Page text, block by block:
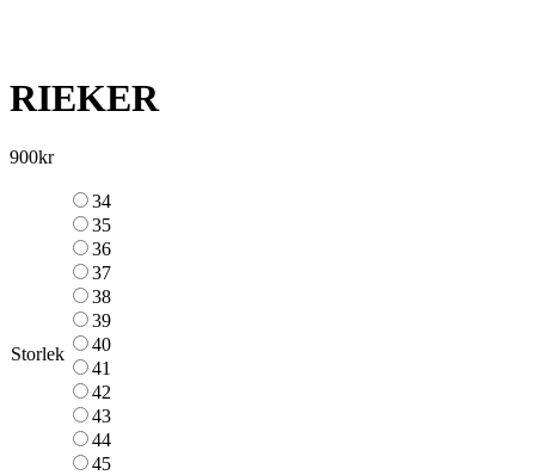
RIEKER
900kr
Storlek
34
35
36
37
38
39
40
41
42
43
44
45